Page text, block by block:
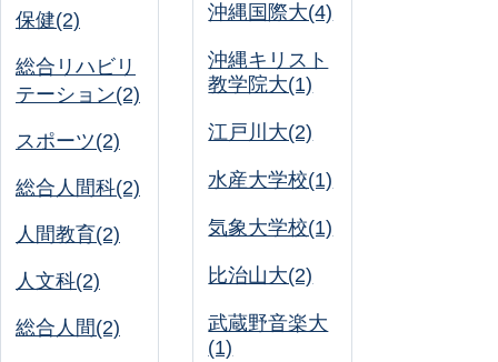
保健(2)
総合リハビリ
テーション(2)
スポーツ(2)
総合人間科(2)
人間教育(2)
人文科(2)
総合人間(2)
沖縄国際大(4)
沖縄キリスト
教学院大(1)
江戸川大(2)
水産大学校(1)
気象大学校(1)
比治山大(2)
武蔵野音楽大
(1)